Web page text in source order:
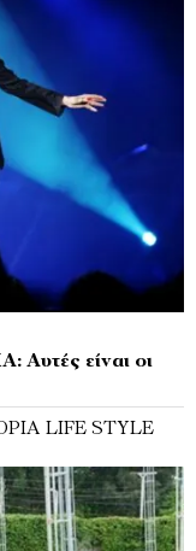
Αυτές είναι οι
LIFE STYLE